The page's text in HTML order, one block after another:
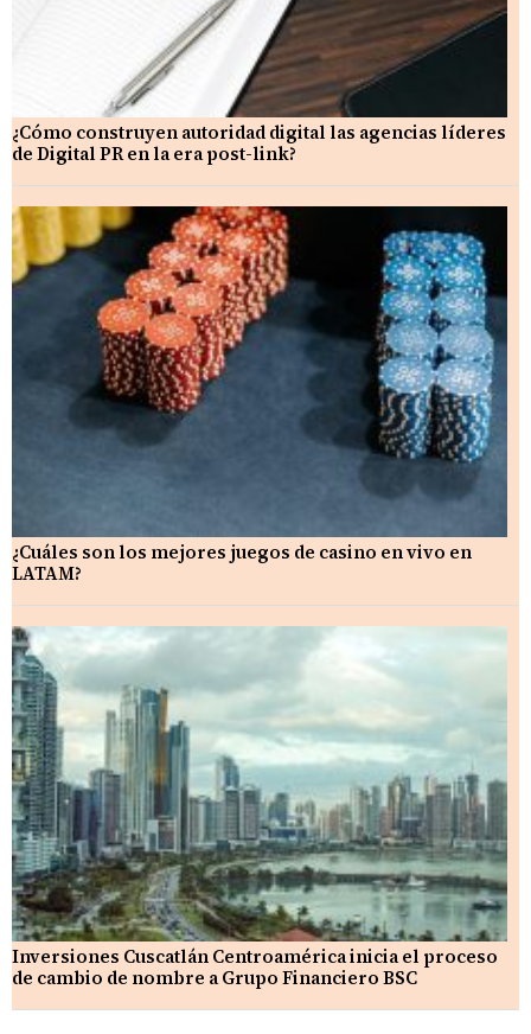
¿Cómo construyen autoridad digital las agencias líderes
de Digital PR en la era post-link?
¿Cuáles son los mejores juegos de casino en vivo en
LATAM?
Inversiones Cuscatlán Centroamérica inicia el proceso
de cambio de nombre a Grupo Financiero BSC